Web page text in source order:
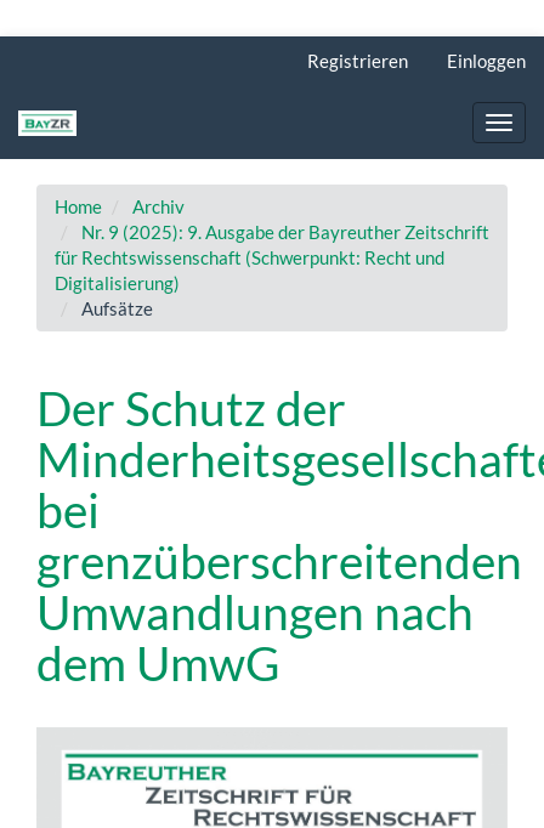
Registrieren Einloggen
Home
Archiv
Nr. 9 (2025): 9. Ausgabe der Bayreuther Zeitschrift
für Rechtswissenschaft (Schwerpunkt: Recht und
Digitalisierung)
Aufsätze
Der Schutz der
bei
grenzüberschreitenden
Umwandlungen nach
dem UmwG
Artikel-
Sidebar